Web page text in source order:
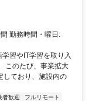
勤務時間・曜日:
習やIT学習を取り入
このたび、事業拡大
しており、施設内の
者歓迎
フルリモート